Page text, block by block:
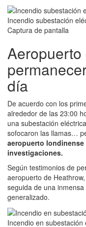
Incendio subestación
Captura de pantalla
día
De acuerdo con los
alrededor de las 23:00
una subestación
sofocaron las llamas…
aeropuerto
investigaciones.
Según testimonios de
aeropuerto de
seguida de una
generalizado.
Incendio en